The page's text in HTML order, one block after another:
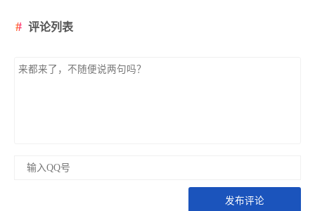
评论列表
发布评论